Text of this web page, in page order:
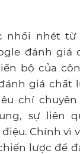
nhồi nhét từ
đánh giá
bộ của
giá chất
chí
sự liên
Chính vì
lược để